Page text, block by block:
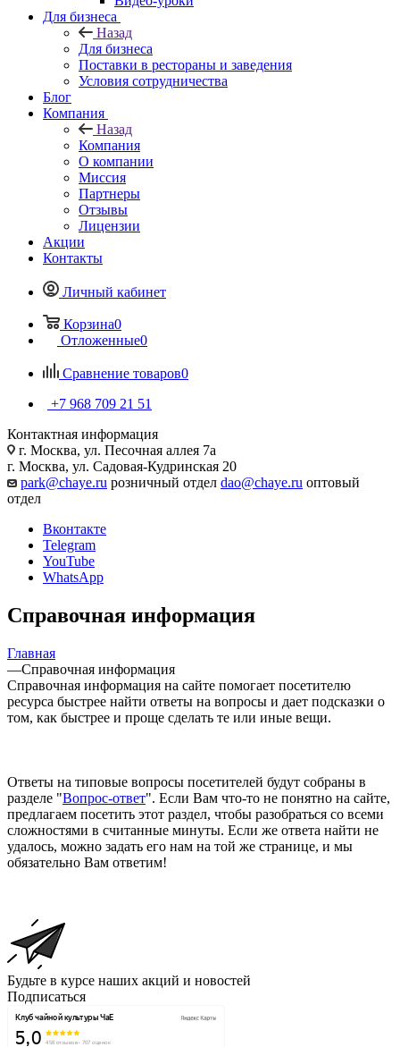
Для бизнеса
Назад
Для бизнеса
Поставки в рестораны и заведения
Условия сотрудничества
Блог
Компания
Назад
Компания
О компании
Миссия
Партнеры
Отзывы
Лицензии
Акции
Контакты
Личный кабинет
Корзина0
Отложенные0
Сравнение товаров0
+7 968 709 21 51
Контактная информация
г. Москва, ул. Песочная аллея 7а
г. Москва, ул. Садовая-Кудринская 20
park@chaye.ru розничный отдел dao@chaye.ru оптовый
отдел
Вконтакте
Telegram
YouTube
WhatsApp
Справочная информация
Главная
—Справочная информация
Справочная информация на сайте помогает посетителю
ресурса быстрее найти ответы на вопросы и дает подсказки о
том, как быстрее и проще сделать те или иные вещи.
Ответы на типовые вопросы посетителей будут собраны в
разделе "Вопрос-ответ". Если Вам что-то не понятно на сайте,
предлагаем посетить этот раздел, чтобы разобраться со всеми
сложностями в считанные минуты. Если же ответа найти не
удалось, можно задать его нам на той же странице, и мы
обязательно Вам ответим!
Будьте в курсе наших акций и новостей
Подписаться